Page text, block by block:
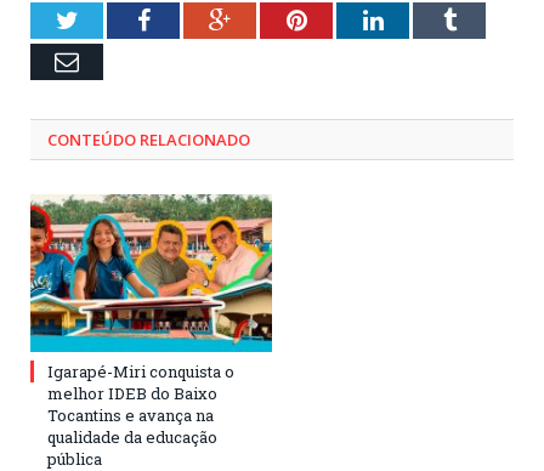
TwitterFacebookGoogle+PinterestLinkedInTumblr
Email
CONTEÚDO RELACIONADO
Igarapé-Miri conquista o
melhor IDEB do Baixo
Tocantins e avança na
qualidade da educação
pública